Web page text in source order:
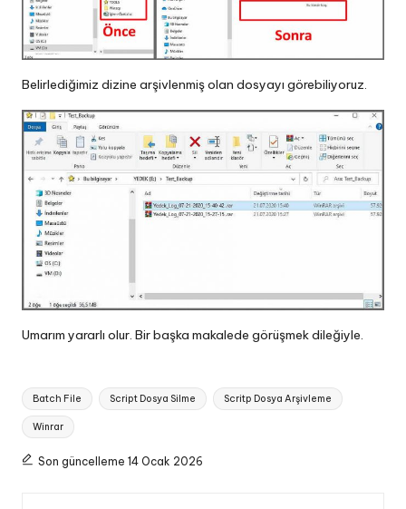
Belirlediğimiz dizine arşivlenmiş olan dosyayı görebiliyoruz.
Umarım yararlı olur. Bir başka makalede görüşmek dileğiyle.
Tags:
Batch File Script Dosya Silme Scritp Dosya Arşivleme
Winrar
Son güncelleme 14 Ocak 2026